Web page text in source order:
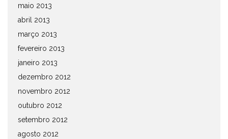
maio 2013
abril 2013
março 2013
fevereiro 2013
janeiro 2013
dezembro 2012
novembro 2012
outubro 2012
setembro 2012
agosto 2012